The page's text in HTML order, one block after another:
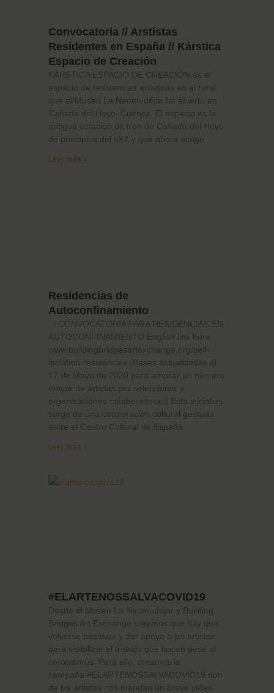
Convocatoria // Arstístas
Residentes en España // Kárstica
Espacio de Creación
KÁRSTICA ESPACIO DE CREACIÓN es el
espacio de residencias artísticas en el rural
que el Museo La Neomudéjar ha abierto en
Cañada del Hoyo, Cuenca. El espacio es la
antigua estación de tren de Cañada del Hoyo
de principios del sXX y que ahora acoge
Leer más »
Residencias de
Autoconfinamiento
I CONVOCATORIA PARA RESIDENCIAS EN
AUTOCONFINAMIENTO English link here:
www.buildingbridgesartexchange.org/self-
isolation-residencies (Bases actualizadas el
17 de Mayo de 2020 para ampliar un número
mayor de artistas por seleccionar y
organizaciones colaboradoras) Esta iniciativa
surge de una cooperación cultural gestada
entre el Centro Cultural de España
Leer más »
#ELARTENOSSALVACOVID19
Desde el Museo La Neomudéjar y Building
Bridges Art Exchange creemos que hay que
volverse positivxs y dar apoyo a lxs artistas
para visibilizar el trabajo que hacen pesé al
coronavirus. Para ello, creamos la
campaña #ELARTENOSSALVACOVID19 don
de lxs artistas nos mandan un breve vídeo